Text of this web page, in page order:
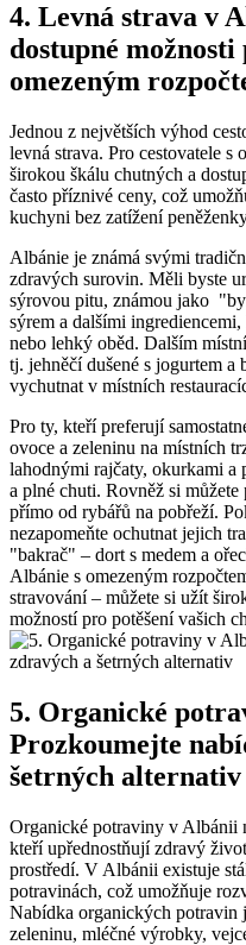
4. Levná strava v
‌dostupné⁣ možnosti
omezeným
Jednou z největších ⁢výhod⁤
⁣levná strava. Pro ⁢cestovatele
širokou škálu chutných a
často příznivé ​ceny, což​
kuchyni bez zatížení
Albánie je známá svými‌
zdravých surovin. Měli byste
sýrovou pitu, známou jako
sýrem a dalšími
nebo lehký oběd. Dalším
tj. jehněčí⁤ dušené s jogurtem
vychutnat v⁣ místních
Pro ty, ‍kteří preferují
ovoce ‌a zeleninu na místních⁣
lahodnými rajčaty, okurkami⁣ a
a⁢ plné chuti. Rovněž si
⁣přímo od rybářů na pobřeží.
nezapomeňte ‍ochutnat jejich
"bakrač" – dort‌ s medem a
Albánie s omezeným
stravování​ – ‍můžete si užít⁤
možností pro potěšení vašich
5. Organické
Prozkoumejte
šetrných alternativ
Organické potraviny ⁣v‍ Albánii
kteří upřednostňují⁣ zdravý⁤
prostředí. V ​Albánii‌ existuje
potravinách, ‌což umožňuje
Nabídka organických​ potravin
zeleninu, ‍mléčné⁢ výrobky,